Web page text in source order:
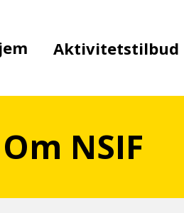
Aktivitetstilbud
Om NSIF